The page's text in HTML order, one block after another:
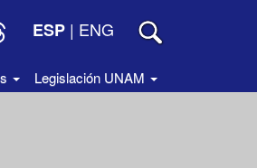
ESP | ENG
Legislación UNAM